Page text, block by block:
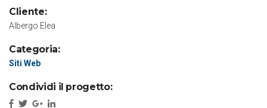
Cliente:
Albergo Elea
Categoria:
Siti Web
Condividi il progetto: